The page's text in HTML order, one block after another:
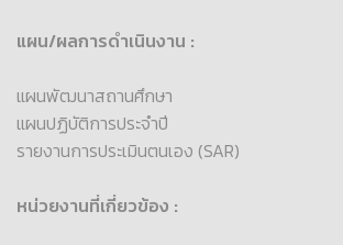
แผน/ผลการดำเนินงาน :
แผนพัฒนาสถานศึกษา
แผนปฏิบัติการประจำปี
รายงานการประเมินตนเอง (SAR)
หน่วยงานที่เกี่ยวข้อง :